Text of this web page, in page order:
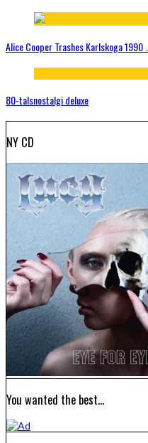
Alice Cooper Trashes Karlskoga
80-talsnostalgi deluxe
NY CD
You wanted the best…